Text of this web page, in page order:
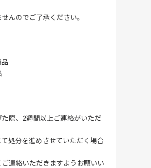
んのでご了承ください。
際、2週間以上ご連絡がいただ
処分を進めさせていただく場合
連絡いただきますようお願いい